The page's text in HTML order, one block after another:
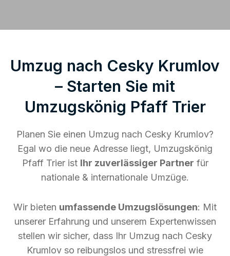
Umzug nach Cesky Krumlov
– Starten Sie mit
Umzugskönig Pfaff Trier
Planen Sie einen Umzug nach Cesky Krumlov?
Egal wo die neue Adresse liegt, Umzugskönig
Pfaff Trier ist Ihr zuverlässiger Partner für
nationale & internationale Umzüge.
Wir bieten umfassende Umzugslösungen: Mit
unserer Erfahrung und unserem Expertenwissen
stellen wir sicher, dass Ihr Umzug nach Cesky
Krumlov so reibungslos und stressfrei wie